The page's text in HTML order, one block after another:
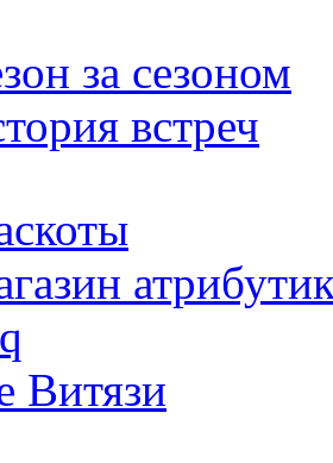
за сезоном
встреч
Витязи